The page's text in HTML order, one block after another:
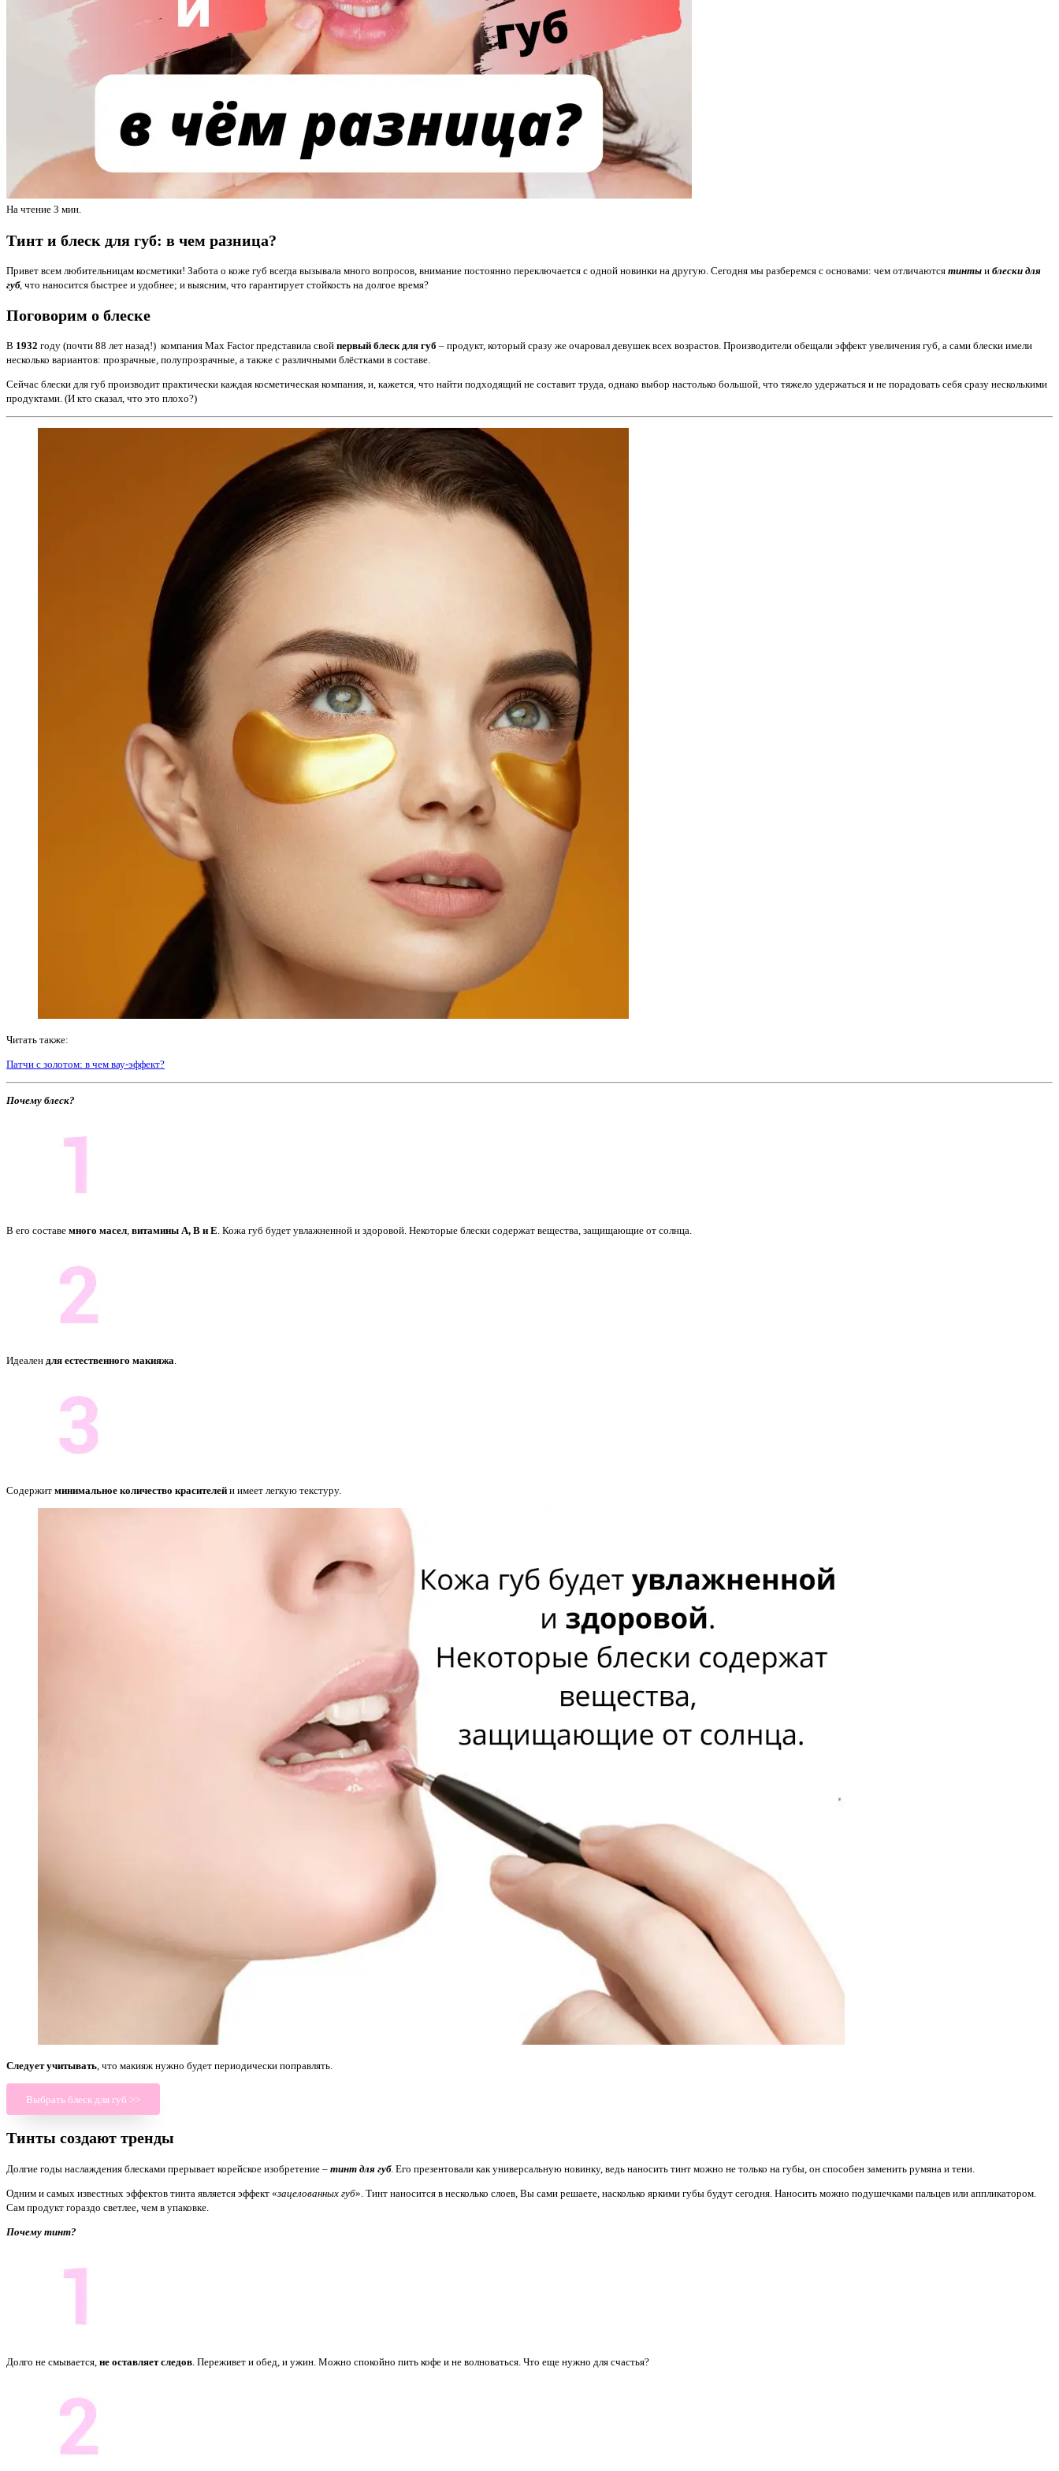
На чтение 3 мин.
Тинт и блеск для губ: в чем разница?
Привет всем любительницам косметики! Забота о коже губ всегда вызывала много вопросов, внимание постоянно переключается с одной новинки на другую. Сегодня мы разберемся с основами: чем отличаются тинты и блески для
губ, что наносится быстрее и удобнее; и выясним, что гарантирует стойкость на долгое время?
Поговорим о блеске
В 1932 году (почти 88 лет назад!) компания Max Factor представила свой первый блеск для губ – продукт, который сразу же очаровал девушек всех возрастов. Производители обещали эффект увеличения губ, а сами блески имели
несколько вариантов: прозрачные, полупрозрачные, а также с различными блёстками в составе.
Сейчас блески для губ производит практически каждая косметическая компания, и, кажется, что найти подходящий не составит труда, однако выбор настолько большой, что тяжело удержаться и не порадовать себя сразу несколькими
продуктами. (И кто сказал, что это плохо?)
Читать также:
Патчи с золотом: в чем вау-эффект?
Почему блеск?
В его составе много масел, витамины A, B и E. Кожа губ будет увлажненной и здоровой. Некоторые блески содержат вещества, защищающие от солнца.
Идеален для естественного макияжа.
Содержит минимальное количество красителей и имеет легкую текстуру.
Следует учитывать, что макияж нужно будет периодически поправлять.
Выбрать блеск для губ >>
Тинты создают тренды
Долгие годы наслаждения блесками прерывает корейское изобретение – тинт для губ. Его презентовали как универсальную новинку, ведь наносить тинт можно не только на губы, он способен заменить румяна и тени.
Одним и самых известных эффектов тинта является эффект «зацелованных губ». Тинт наносится в несколько слоев, Вы сами решаете, насколько яркими губы будут сегодня. Наносить можно подушечками пальцев или аппликатором.
Сам продукт гораздо светлее, чем в упаковке.
Почему тинт?
Долго не смывается, не оставляет следов . Переживет и обед, и ужин. Можно спокойно пить кофе и не волноваться. Что еще нужно для счастья?